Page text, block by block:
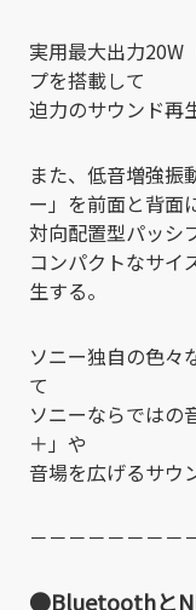
実用最大出力20W
プを搭載して
迫力のサウンド再
また、低音増強振
ー」を前面と背面
対向配置型パッシ
コンパクトなサイ
生する。
ソニー独自の色々
て
ソニーならではの
＋」や
音場を広げるサウ
－－－－－－－－
●Bluetoothと